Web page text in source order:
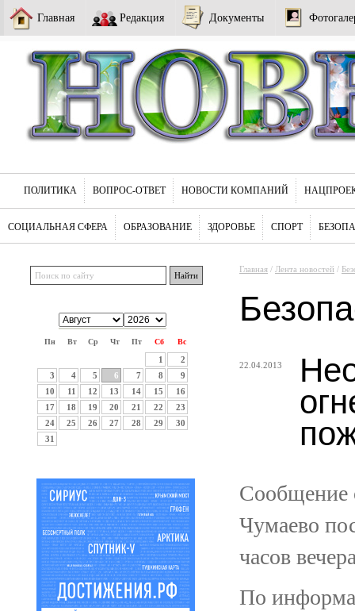
Главная Редакция Документы
ПОЛИТИКА ВОПРОС-ОТВЕТ НОВОСТИ КОМПАНИЙ
СОЦИАЛЬНАЯ СФЕРА ОБРАЗОВАНИЕ ЗДОРОВЬЕ СПОРТ
Пн Вт Ср Чт Пт Сб Вс
1
2
3
4 5 6 7 8
9
10
11 12 13 14 15
16
17
18 19 20 21 22
23
24
25 26 27 28 29
30
31
Главная / Лента новостей /
22.04.2013
Сообщение
Чумаево
часов
По